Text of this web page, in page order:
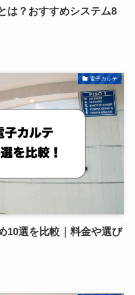
は？おすすめシステム8
電子カルテ
10選を比較｜料金や選び